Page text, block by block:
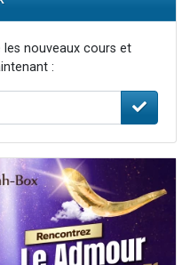
nouveaux cours et
: